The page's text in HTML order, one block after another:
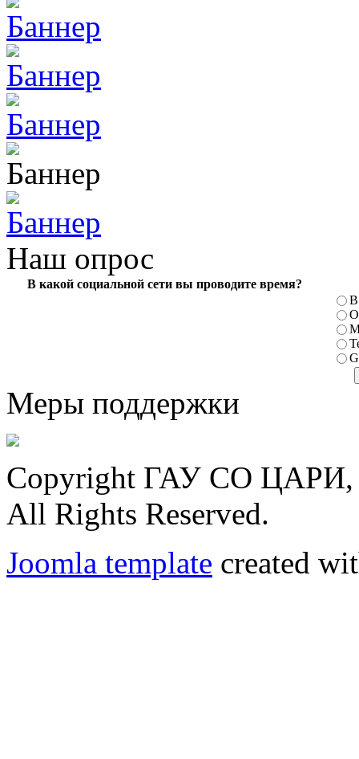
Наш опрос
В какой социальной сети вы проводите время?
В
Меры поддержки
Copyright ГАУ СО ЦАРИ,
All Rights Reserved.
Joomla template created